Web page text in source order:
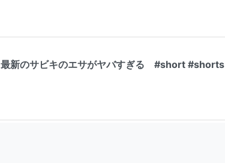
最新のサビキのエサがヤバすぎる #short #shorts